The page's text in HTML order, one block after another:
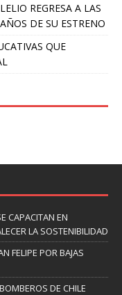
REGRESA A LAS
DE SU ESTRENO
QUE
CAPACITAN EN
LA SOSTENIBILIDAD
FELIPE POR BAJAS
DE CHILE